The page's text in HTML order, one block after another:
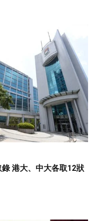
港大、中大各取12狀